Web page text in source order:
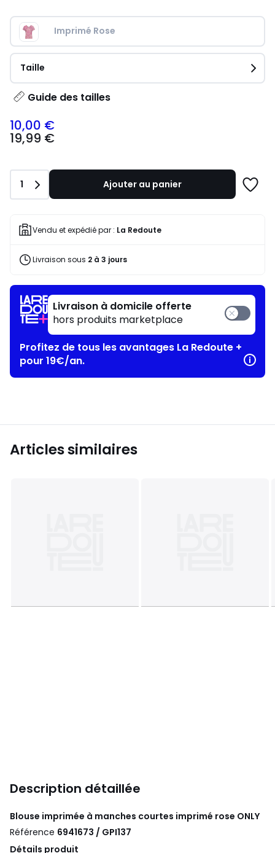
Imprimé Rose
Taille
Guide des tailles
19,99
€
programme
pour
10,00
10,00 €
19,99 €
Quantité
1 Ajouter au panier
Vendu et expédié par : La Redoute
Livraison sous 2 à 3 jours
Livraison à domicile offerte
hors produits marketplace
Profitez de tous les avantages La Redoute +
pour 19€/an.
Articles similaires
Description détaillée
Blouse imprimée à manches courtes imprimé rose ONLY
Référence 6941673 / GPI137
Détails produit